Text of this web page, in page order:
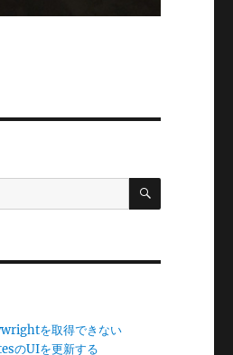
検
を取得できない
のUIを更新する